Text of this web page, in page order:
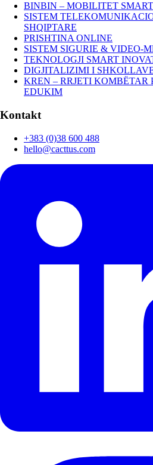
BINBIN – MOBILITET
SISTEM
SHQIPTARE
PRISHTINA ONLINE
SISTEM SIGURIE & VIDEO-
TEKNOLOGJI SMART
DIGJITALIZIMI I
KREN – RRJETI KOMBËTAR
EDUKIM
Kontakt
+383 (0)38 600 488
hello@cacttus.com